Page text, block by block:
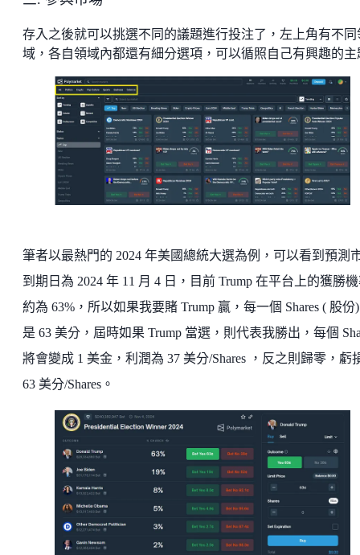
存入之後就可以挑選不同的議題進行投注了，左上角有不同
域，各自領域內都還有細分選項，可以循照自己有興趣的主
筆者以最熱門的 2024 年美國總統大選為例，可以看到預測
到期日為 2024 年 11 月 4 日，目前 Trump 在平台上的獲勝
約為 63%，所以如果我要賭 Trump 贏，每一個 Shares ( 股份
是 63 美分，屆時如果 Trump 當選，則代表我勝出，每個
將會變成 1 美金，利潤為 37 美分/Shares ，反之則歸零，虧
63 美分/Shares。